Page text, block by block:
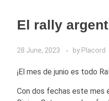
El rally
28 June, 2023 by Placord
¡El mes de junio es todo
Con dos fechas este mes